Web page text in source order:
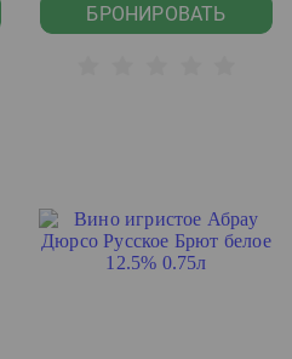
БРОНИРОВАТЬ